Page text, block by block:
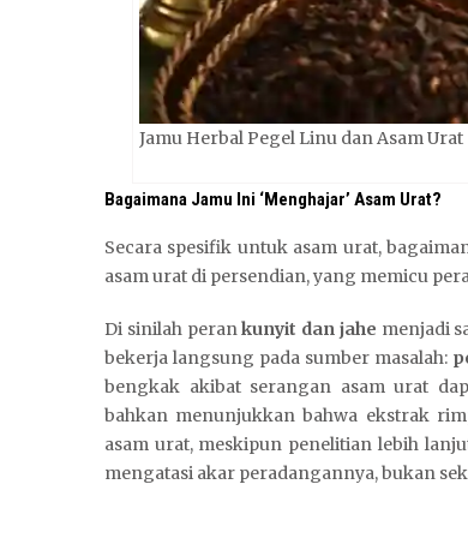
Jamu Herbal Pegel Linu dan Asam Urat
Bagaimana Jamu Ini ‘Menghajar’ Asam Urat?
Secara spesifik untuk asam urat,
asam urat di persendian, yang memicu
Di sinilah perankunyit dan jahe menjadi
bekerja langsung pada sumber masalah:
bengkak akibat serangan asam urat
bahkan menunjukkan bahwa ekstrak
asam urat, meskipun penelitian lebih
mengatasi akar peradangannya, bukan